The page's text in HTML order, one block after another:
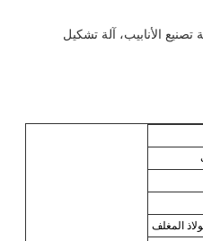
تصنيع الأنابيب، آلة تشكيل
المغلف